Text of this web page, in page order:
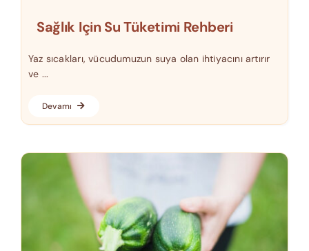
Sağlık Için Su Tüketimi Rehberi
Yaz sıcakları, vücudumuzun suya olan ihtiyacını artırır
ve ...
Devamı